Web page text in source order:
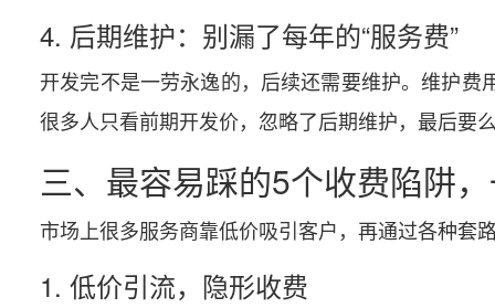
4. 后期维护：别漏了每年的“服务费”
开发完不是一劳永逸的，后续还需要维护。维护
很多人只看前期开发价，忽略了后期维护，最后要
三、最容易踩的5个收费陷阱
市场上很多服务商靠低价吸引客户，再通过各种套
1. 低价引流，隐形收费